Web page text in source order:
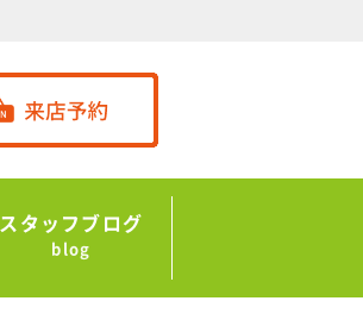
スタッフブログ
blog